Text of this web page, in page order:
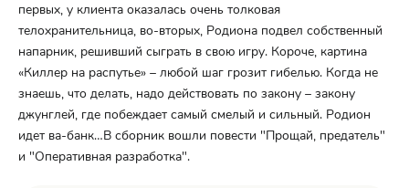
первых, у клиента оказалась очень толковая
телохранительница, во-вторых, Родиона подвел собственный
напарник, решивший сыграть в свою игру. Короче, картина
«Киллер на распутье» – любой шаг грозит гибелью. Когда не
знаешь, что делать, надо действовать по закону – закону
джунглей, где побеждает самый смелый и сильный. Родион
идет ва-банк…В сборник вошли повести "Прощай, предатель"
и "Оперативная разработка".